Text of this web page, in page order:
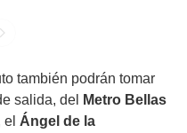
también podrán tomar
salida, del
Metro Bellas
el Ángel de la